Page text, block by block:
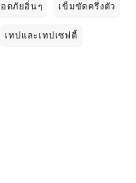
ดภัยอิ่นๆ เข็มขัดครึ่งตัว
เทปและเทปเซฟตี้